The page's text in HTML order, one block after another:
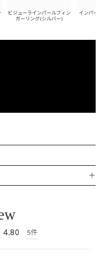
ビジューラインパールフィン
ガーリング(シルバー)
インパール
＋
4.80 5